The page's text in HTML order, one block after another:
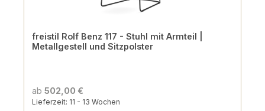
freistil Rolf Benz 117 - Stuhl mit Armteil |
Metallgestell und Sitzpolster
ab 502,00 €
Lieferzeit: 11 - 13 Wochen